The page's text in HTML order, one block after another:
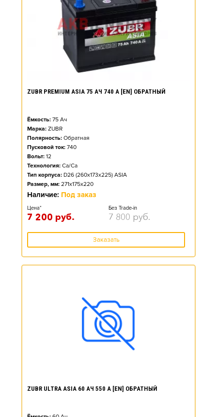
ZUBR PREMIUM ASIA 75 АЧ 740 А [EN] ОБРАТНЫЙ
Ёмкость: 75 Ач
Марка: ZUBR
Полярность: Обратная
Пусковой ток: 740
Вольт: 12
Технология: Ca/Ca
Тип корпуса: D26 (260x173x225) ASIA
Размер, мм: 271x175x220
Наличие: Под заказ
Цена*
7 200 руб.
Без Trade-in
7 800 руб.
Заказать
ZUBR ULTRA ASIA 60 АЧ 550 А [EN] ОБРАТНЫЙ